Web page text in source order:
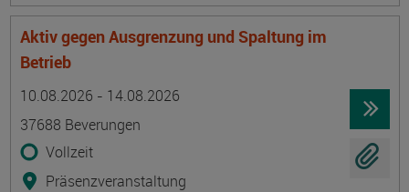
Aktiv gegen Ausgrenzung und Spaltung im
Betrieb
10.08.2026 - 14.08.2026
37688 Beverungen
Vollzeit
Präsenzveranstaltung